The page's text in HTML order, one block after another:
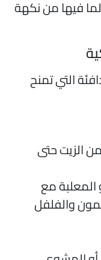
فيها من نكهة
التي تمنح
حتى
مع
والفلفل